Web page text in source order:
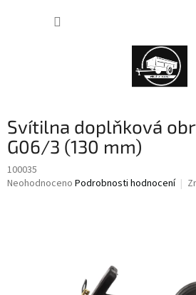
Svítilna doplňková
G06/3 (130 mm)
100035
Průměrné
Neohodnoceno Podrobnosti hodnocení